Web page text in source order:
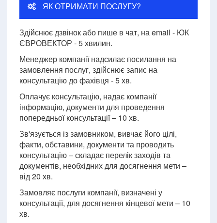
ЯК ОТРИМАТИ ПОСЛУГУ?
Здійснює дзвінок або пише в чат, на email - ЮК
ЄВРОВЕКТОР - 5 хвилин.
Менеджер компанії надсилає посилання на
замовлення послуг, здійснює запис на
консультацію до фахівця - 5 хв.
Оплачує консультацію, надає компанії
інформацію, документи для проведення
попередньої консультації – 10 хв.
Зв'язується із замовником, вивчає його цілі,
факти, обставини, документи та проводить
консультацію – складає перелік заходів та
документів, необхідних для досягнення мети –
від 20 хв.
Замовляє послуги компанії, визначені у
консультації, для досягнення кінцевої мети – 10
хв.